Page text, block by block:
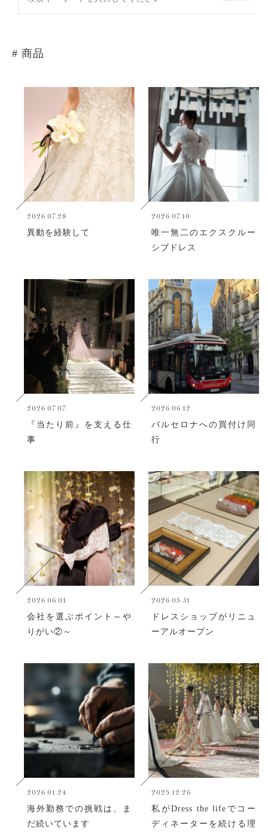
# 商品
2026.07.28
異動を経験して
2026.07.10
唯一無二のエクスクルー
シブドレス
2026.07.07
『当たり前』を支える仕
事
2026.06.12
バルセロナへの買付け同
行
2026.06.01
会社を選ぶポイント～や
りがい②～
2026.05.31
ドレスショップがリニュ
ーアルオープン
2026.01.24
海外勤務での挑戦は、ま
だ続いています
2025.12.26
私がDress the lifeでコー
ディネーターを続ける理